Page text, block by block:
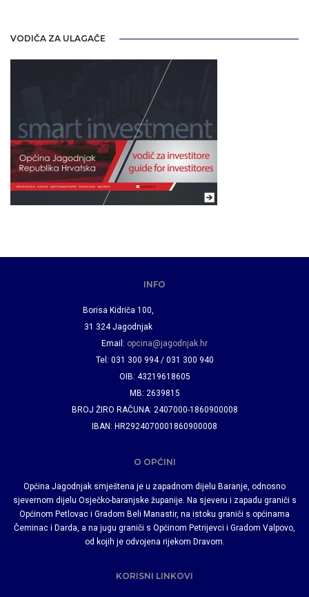
VODIČA ZA ULAGAČE
INFO
Borisa Kidriča 100,
31 324 Jagodnjak
Email: opcina@jagodnjak.hr
Tel: 031 300 994 / 031 300 940
OIB: 43219618605
MB: 2639815
BROJ ŽIRO RAČUNA: 2407000-1860900008
IBAN: HR2924070001860900008
O OPĆINI
Općina Jagodnjak smještena je u zapadnom dijelu Baranje, odnosno
sjevernom dijelu Osječko-baranjske županije. Na sjeveru i zapadu graniči s
Općinom Petlovac i Gradom Beli Manastir, na istoku graniči s općinama
Čeminac i Darda, a na jugu graniči s Općinom Petrijevci i Gradom Valpovo,
od kojih je odvojena rijekom Dravom.
KORISNI LINKOVI